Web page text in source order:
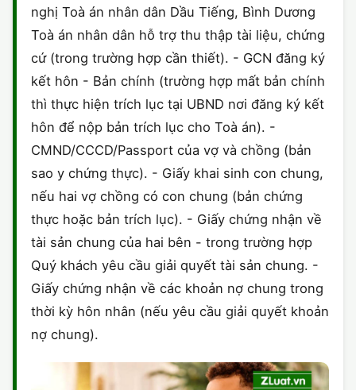
nghị Toà án nhân dân Dầu Tiếng, Bình Dương
Toà án nhân dân hỗ trợ thu thập tài liệu, chứng
cứ (trong trường hợp cần thiết). - GCN đăng ký
kết hôn - Bản chính (trường hợp mất bản chính
thì thực hiện trích lục tại UBND nơi đăng ký kết
hôn để nộp bản trích lục cho Toà án). -
CMND/CCCD/Passport của vợ và chồng (bản
sao y chứng thực). - Giấy khai sinh con chung,
nếu hai vợ chồng có con chung (bản chứng
thực hoặc bản trích lục). - Giấy chứng nhận về
tài sản chung của hai bên - trong trường hợp
Quý khách yêu cầu giải quyết tài sản chung. -
Giấy chứng nhận về các khoản nợ chung trong
thời kỳ hôn nhân (nếu yêu cầu giải quyết khoản
nợ chung).